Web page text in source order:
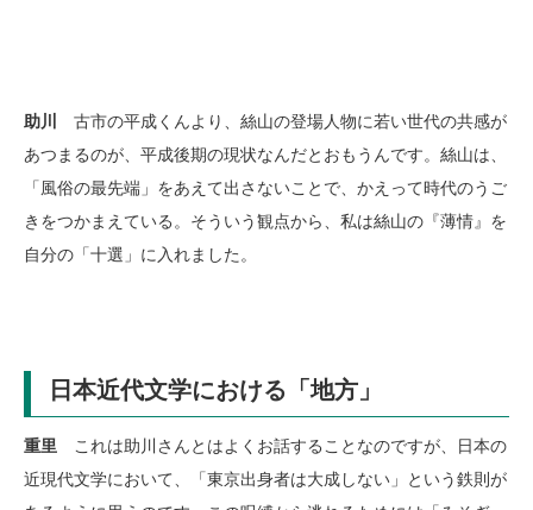
助川
古市の平成くんより、絲山の登場人物に若い世代の共感が
あつまるのが、平成後期の現状なんだとおもうんです。絲山は、
「風俗の最先端」をあえて出さないことで、かえって時代のうご
きをつかまえている。そういう観点から、私は絲山の『薄情』を
自分の「十選」に入れました。
日本近代文学における「地方」
重里 これは助川さんとはよくお話することなのですが、日本の
近現代文学において、「東京出身者は大成しない」という鉄則が